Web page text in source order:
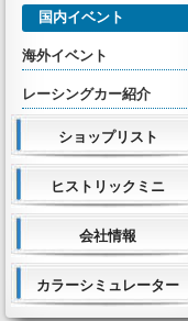
国内イベント
海外イベント
レーシングカー紹介
ショップリスト
ヒストリックミニ
会社情報
カラーシミュレーター